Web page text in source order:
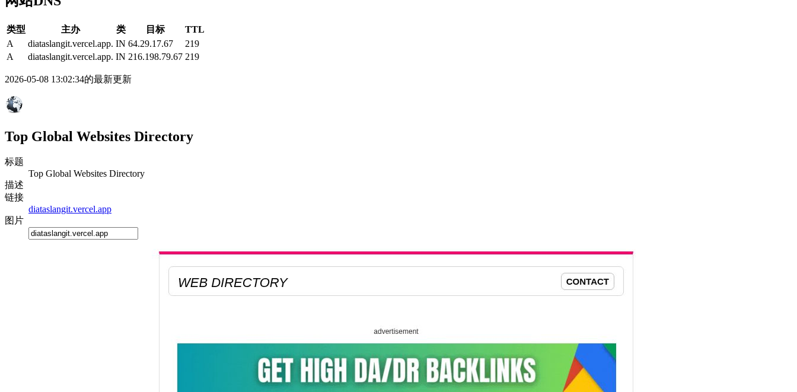
类型 主办 类 目标
TTL
A
diataslangit.vercel.app. IN 64.29.17.67
219
A
diataslangit.vercel.app. IN 216.198.79.67 219
2026-05-08 13:02:34的最新更新
Top Global Websites Directory
标题
Top Global Websites Directory
描述
链接
diataslangit.vercel.app
图片